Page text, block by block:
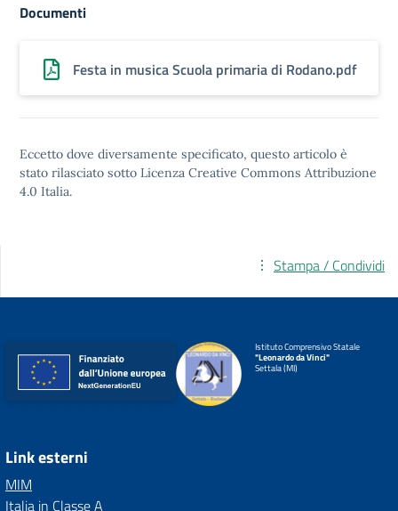
Documenti
Festa in musica Scuola primaria di Rodano.pdf
Eccetto dove diversamente specificato, questo articolo è
stato rilasciato sotto Licenza Creative Commons Attribuzione
4.0 Italia.
Stampa / Condividi
Istituto Comprensivo Statale
"Leonardo da Vinci"
Settala (MI)
Link esterni
MIM
Italia in Classe A